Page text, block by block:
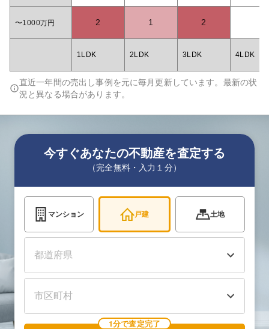
〜1000万円 2 1 2
1LDK 2LDK 3LDK 4LDK
直近一年間の売出し事例を元に毎月更新しています。最新の状
況と異なる場合があります。
今すぐあなたの不動産を査定する
（完全無料・入力１分）
マンション 戸建 土地
1分で査定完了